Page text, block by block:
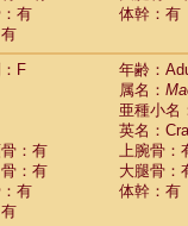
有
体幹：有
F
年齢：
属名：
亜種小名
英名：
：有
上腕骨：
：有
大腿骨：
有
体幹：有